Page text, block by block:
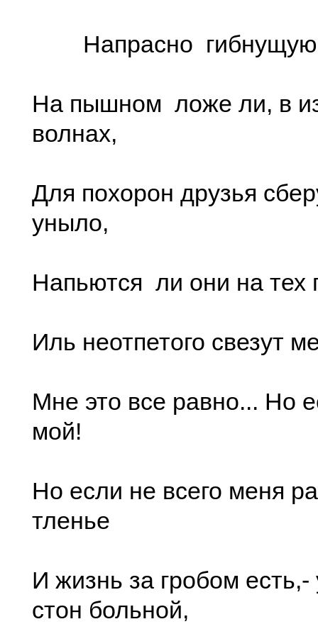
Напрасно гибнущую
На пышном ложе ли, в
волнах,
Для похорон друзья
уныло,
Напьются ли они на тех
Иль неотпетого свезут
Мне это все равно... Но
мой!
Но если не всего меня
тленье
И жизнь за гробом
стон больной,